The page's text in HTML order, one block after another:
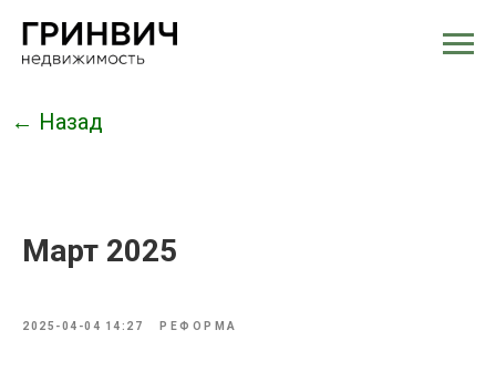
← Назад
Март 2025
2025-04-04 14:27 РЕФОРМА